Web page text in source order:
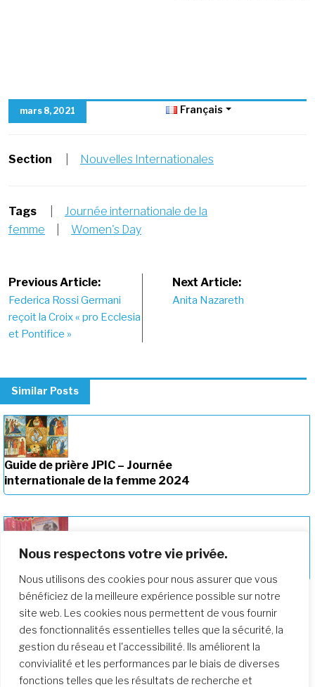
Nous respectons votre vie privée.
Nous utilisons des cookies pour nous assurer que vous
bénéficiez de la meilleure expérience possible sur notre
site web. Les cookies nous permettent de vous fournir
des fonctionnalités essentielles telles que la sécurité, la
gestion du réseau et l'accessibilité. Ils améliorent la
convivialité et les performances par le biais de diverses
fonctions telles que les résultats de recherche et
mars 8, 2021 Français
Section Nouvelles Internationales
Tags
Journée internationale de la
femme
Women's Day
Post
navigation
Previous Article:
Federica Rossi Germani
reçoit la Croix « pro Ecclesia
et Pontifice »
Next Article:
Anita Nazareth
Similar Posts
Guide de prière JPIC – Journée
internationale de la femme 2024